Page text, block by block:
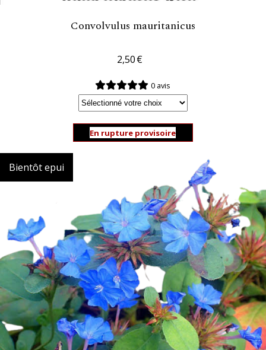
Convolvulus mauritanicus
2,50€
0 avis
En rupture provisoire
Bientôt epui